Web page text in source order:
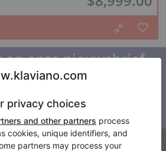
op onze nieuwsbrief
van al het Klaviano nieuws